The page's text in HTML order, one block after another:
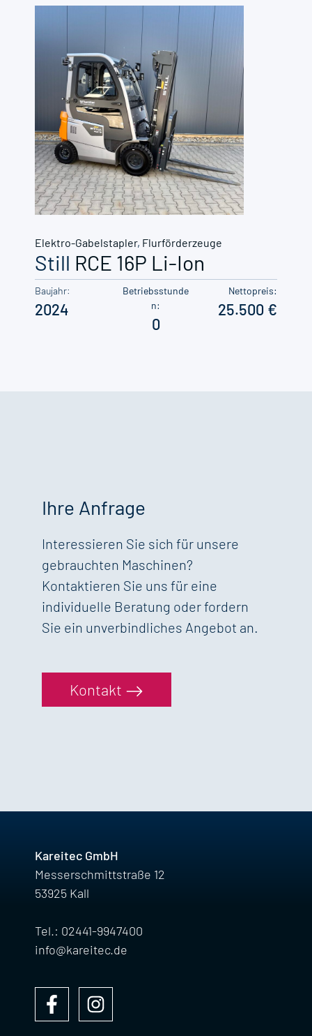
Elektro-Gabelstapler, Flurförderzeuge
Still RCE 16P Li-Ion
Baujahr:
2024
Betriebsstunde
n:
0
Nettopreis:
25.500
Ihre Anfrage
Interessieren Sie sich für unsere
gebrauchten Maschinen?
Kontaktieren Sie uns für eine
individuelle Beratung oder fordern
Sie ein unverbindliches Angebot an.
Kontakt
Kareitec GmbH
Messerschmittstraße 12
53925 Kall
Tel.: 02441-9947400
info@kareitec.de